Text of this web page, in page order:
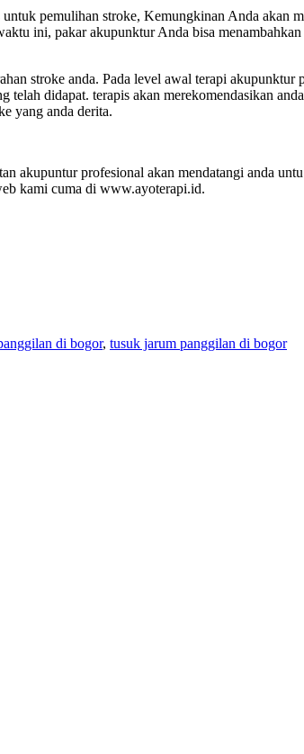
pemulihan stroke, Kemungkinan Anda akan
ini, pakar akupunktur Anda bisa menambahkan
stroke anda. Pada level awal terapi akupunktur
didapat. terapis akan merekomendasikan
yang anda derita.
akupuntur profesional akan mendatangi anda
kami cuma di www.ayoterapi.id.
di bogor, tusuk jarum panggilan di bogor